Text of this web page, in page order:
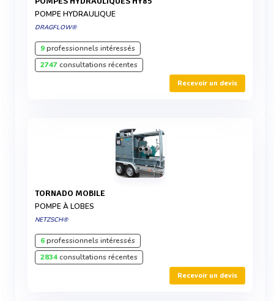
POMPE HYDRAULIQUE
DRAGFLOW®
9professionnels intéressés
2747consultations récentes
Recevoir un devis
TORNADO MOBILE
POMPE À LOBES
NETZSCH®
6professionnels intéressés
2834consultations récentes
Recevoir un devis